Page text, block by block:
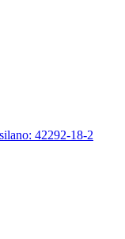
42292-18-2